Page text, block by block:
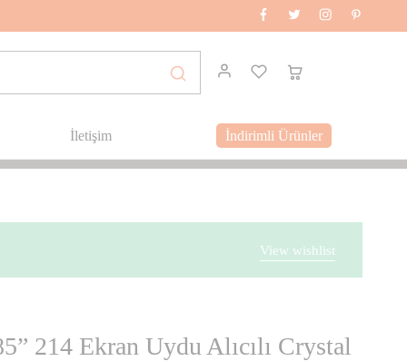
İletişim İndirimli Ürünler
View wishlist
214 Ekran Uydu Alıcılı Crystal